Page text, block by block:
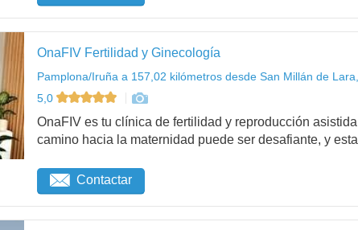
OnaFIV Fertilidad y Ginecología
Pamplona/Iruña a 157,02 kilómetros desde San Millán de
5,0
OnaFIV es tu clínica de fertilidad y reproducción
camino hacia la maternidad puede ser desafiante, y
Contactar